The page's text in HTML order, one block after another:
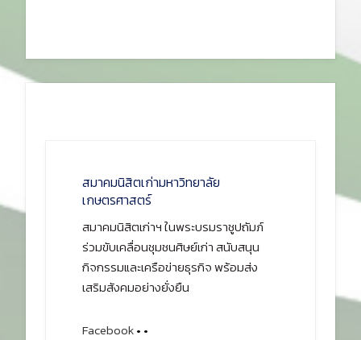
สมาคมนิสิตเก่ามหาวิทยาลัย
เกษตรศาสตร์
สมาคมนิสิตเก่าฯ ในพระบรมราชูปถัมภ์
ร่วมขับเคลื่อนชุมชนศิษย์เก่า สนับสนุน
กิจกรรมและเครือข่ายธุรกิจ พร้อมส่ง
เสริมสังคมอย่างยั่งยืน
Facebook• •